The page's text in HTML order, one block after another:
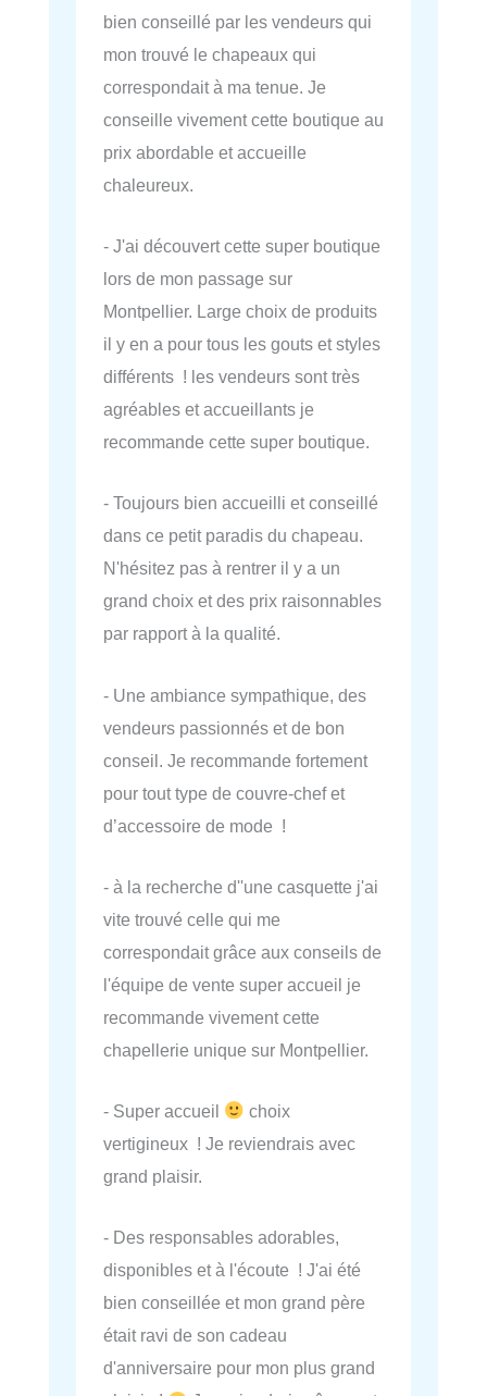
bien conseillé par les vendeurs qui
mon trouvé le chapeaux qui
correspondait à ma tenue. Je
conseille vivement cette boutique au
prix abordable et accueille
chaleureux.
- J'ai découvert cette super boutique
lors de mon passage sur
Montpellier. Large choix de produits
il y en a pour tous les gouts et styles
différents ! les vendeurs sont très
agréables et accueillants je
recommande cette super boutique.
- Toujours bien accueilli et conseillé
dans ce petit paradis du chapeau.
N'hésitez pas à rentrer il y a un
grand choix et des prix raisonnables
par rapport à la qualité.
- Une ambiance sympathique, des
vendeurs passionnés et de bon
conseil. Je recommande fortement
pour tout type de couvre-chef et
d’accessoire de mode !
- à la recherche d''une casquette j'ai
vite trouvé celle qui me
correspondait grâce aux conseils de
l'équipe de vente super accueil je
recommande vivement cette
chapellerie unique sur Montpellier.
- Super accueil
choix
vertigineux ! Je reviendrais avec
grand plaisir.
- Des responsables adorables,
disponibles et à l'écoute ! J'ai été
bien conseillée et mon grand père
était ravi de son cadeau
d'anniversaire pour mon plus grand